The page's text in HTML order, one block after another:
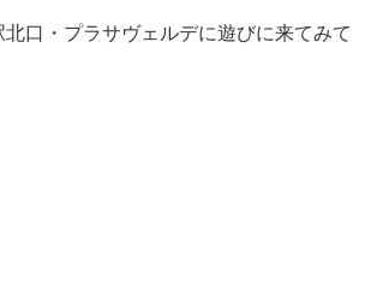
口・プラサヴェルデに遊びに来てみて